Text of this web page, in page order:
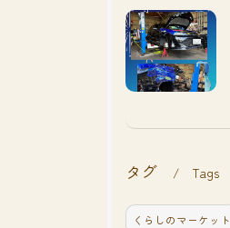
タグ Tags
くらしのマーケット